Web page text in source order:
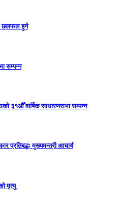
छलफल हुने
सम्पन्न
३१औँ वार्षिक साधारणसभा सम्पन्न
प्रतिबद्धः मुख्यमन्त्री आचार्य
मृत्यु